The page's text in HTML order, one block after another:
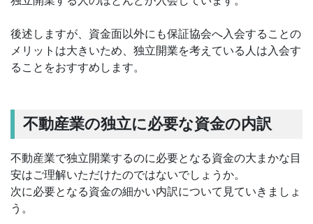
後述しますが、資金面以外にも保証協会へ入会することの
メリットは大きいため、独立開業を考えている人は入会す
ることをおすすめします。
不動産業の独立に必要な資金の内訳
不動産業で独立開業するのに必要となる資金の大まかな目
安はご理解いただけたのではないでしょうか。
次に必要となる資金の細かい内訳について見ていきましょ
う。